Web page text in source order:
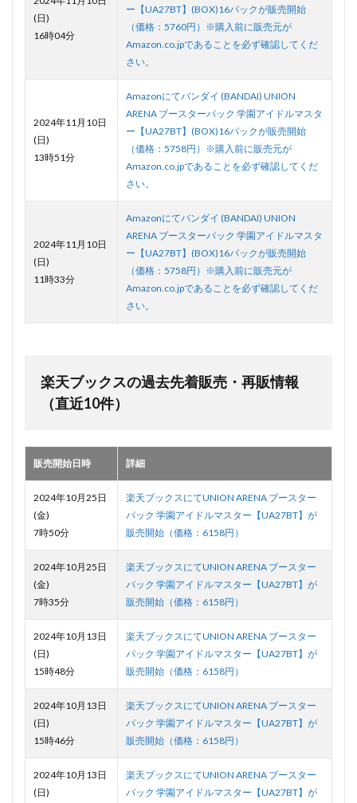
(日)
16時04分
ー【UA27BT】(BOX)16パックが販売開始
（価格：5760円）※購入前に販売元が
Amazon.co.jpであることを必ず確認してくだ
さい。
2024年11月10日
(日)
13時51分
Amazonにてバンダイ (BANDAI) UNION
ARENA ブースターパック 学園アイドルマスタ
ー【UA27BT】(BOX)16パックが販売開始
（価格：5758円）※購入前に販売元が
Amazon.co.jpであることを必ず確認してくだ
さい。
2024年11月10日
(日)
11時33分
Amazonにてバンダイ (BANDAI) UNION
ARENA ブースターパック 学園アイドルマスタ
ー【UA27BT】(BOX)16パックが販売開始
（価格：5758円）※購入前に販売元が
Amazon.co.jpであることを必ず確認してくだ
さい。
楽天ブックスの過去先着販売・再販情報
（直近10件）
販売開始日時 詳細
2024年10月25日
(金)
7時50分
楽天ブックスにてUNION ARENA ブースター
パック 学園アイドルマスター【UA27BT】が
販売開始（価格：6158円）
2024年10月25日
(金)
7時35分
楽天ブックスにてUNION ARENA ブースター
パック 学園アイドルマスター【UA27BT】が
販売開始（価格：6158円）
2024年10月13日
(日)
15時48分
楽天ブックスにてUNION ARENA ブースター
パック 学園アイドルマスター【UA27BT】が
販売開始（価格：6158円）
2024年10月13日
(日)
15時46分
楽天ブックスにてUNION ARENA ブースター
パック 学園アイドルマスター【UA27BT】が
販売開始（価格：6158円）
2024年10月13日
(日)
楽天ブックスにてUNION ARENA ブースター
パック 学園アイドルマスター【UA27BT】が